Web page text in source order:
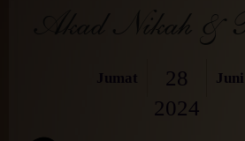
Akad Nikah &
Jumat 28 Juni
2024